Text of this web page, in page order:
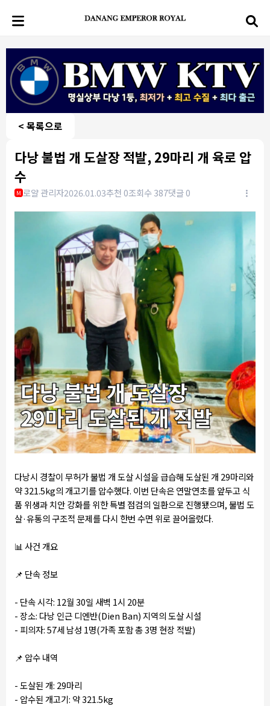
< 목록으로
다낭 불법 개 도살장 적발, 29마리 개 육로 압
수
M 로얄 관리자2026.01.03추천 0조회수 387댓글 0
다낭시 경찰이 무허가 불법 개 도살 시설을 급습해 도살된 개 29마리와
약 321.5kg의 개고기를 압수했다. 이번 단속은 연말연초를 앞두고 식
품 위생과 치안 강화를 위한 특별 점검의 일환으로 진행됐으며, 불법 도
살·유통의 구조적 문제를 다시 한번 수면 위로 끌어올렸다.
📊 사건 개요
📌 단속 정보
- 단속 시각: 12월 30일 새벽 1시 20분
- 장소: 다낭 인근 디엔반(Dien Ban) 지역의 도살 시설
- 피의자: 57세 남성 1명(가족 포함 총 3명 현장 적발)
📌 압수 내역
- 도살된 개: 29마리
- 압수된 개고기: 약 321.5kg